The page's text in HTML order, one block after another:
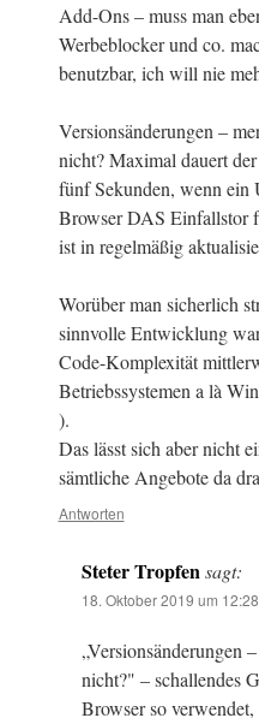
Add-Ons – muss man
Werbeblocker und co.
benutzbar, ich will nie
Versionsänderungen –
nicht? Maximal dauert
fünf Sekunden, wenn ein
Browser DAS Einfallstor
ist in regelmäßig
Worüber man sicherlich
sinnvolle Entwicklung
Code-Komplexität
Betriebssystemen a là
).
Das lässt sich aber nicht
sämtliche Angebote da
Antworten
Steter Tropfensagt:
18. Oktober 2019 um
„Versionsänderungen
nicht?" – schallendes
Browser so